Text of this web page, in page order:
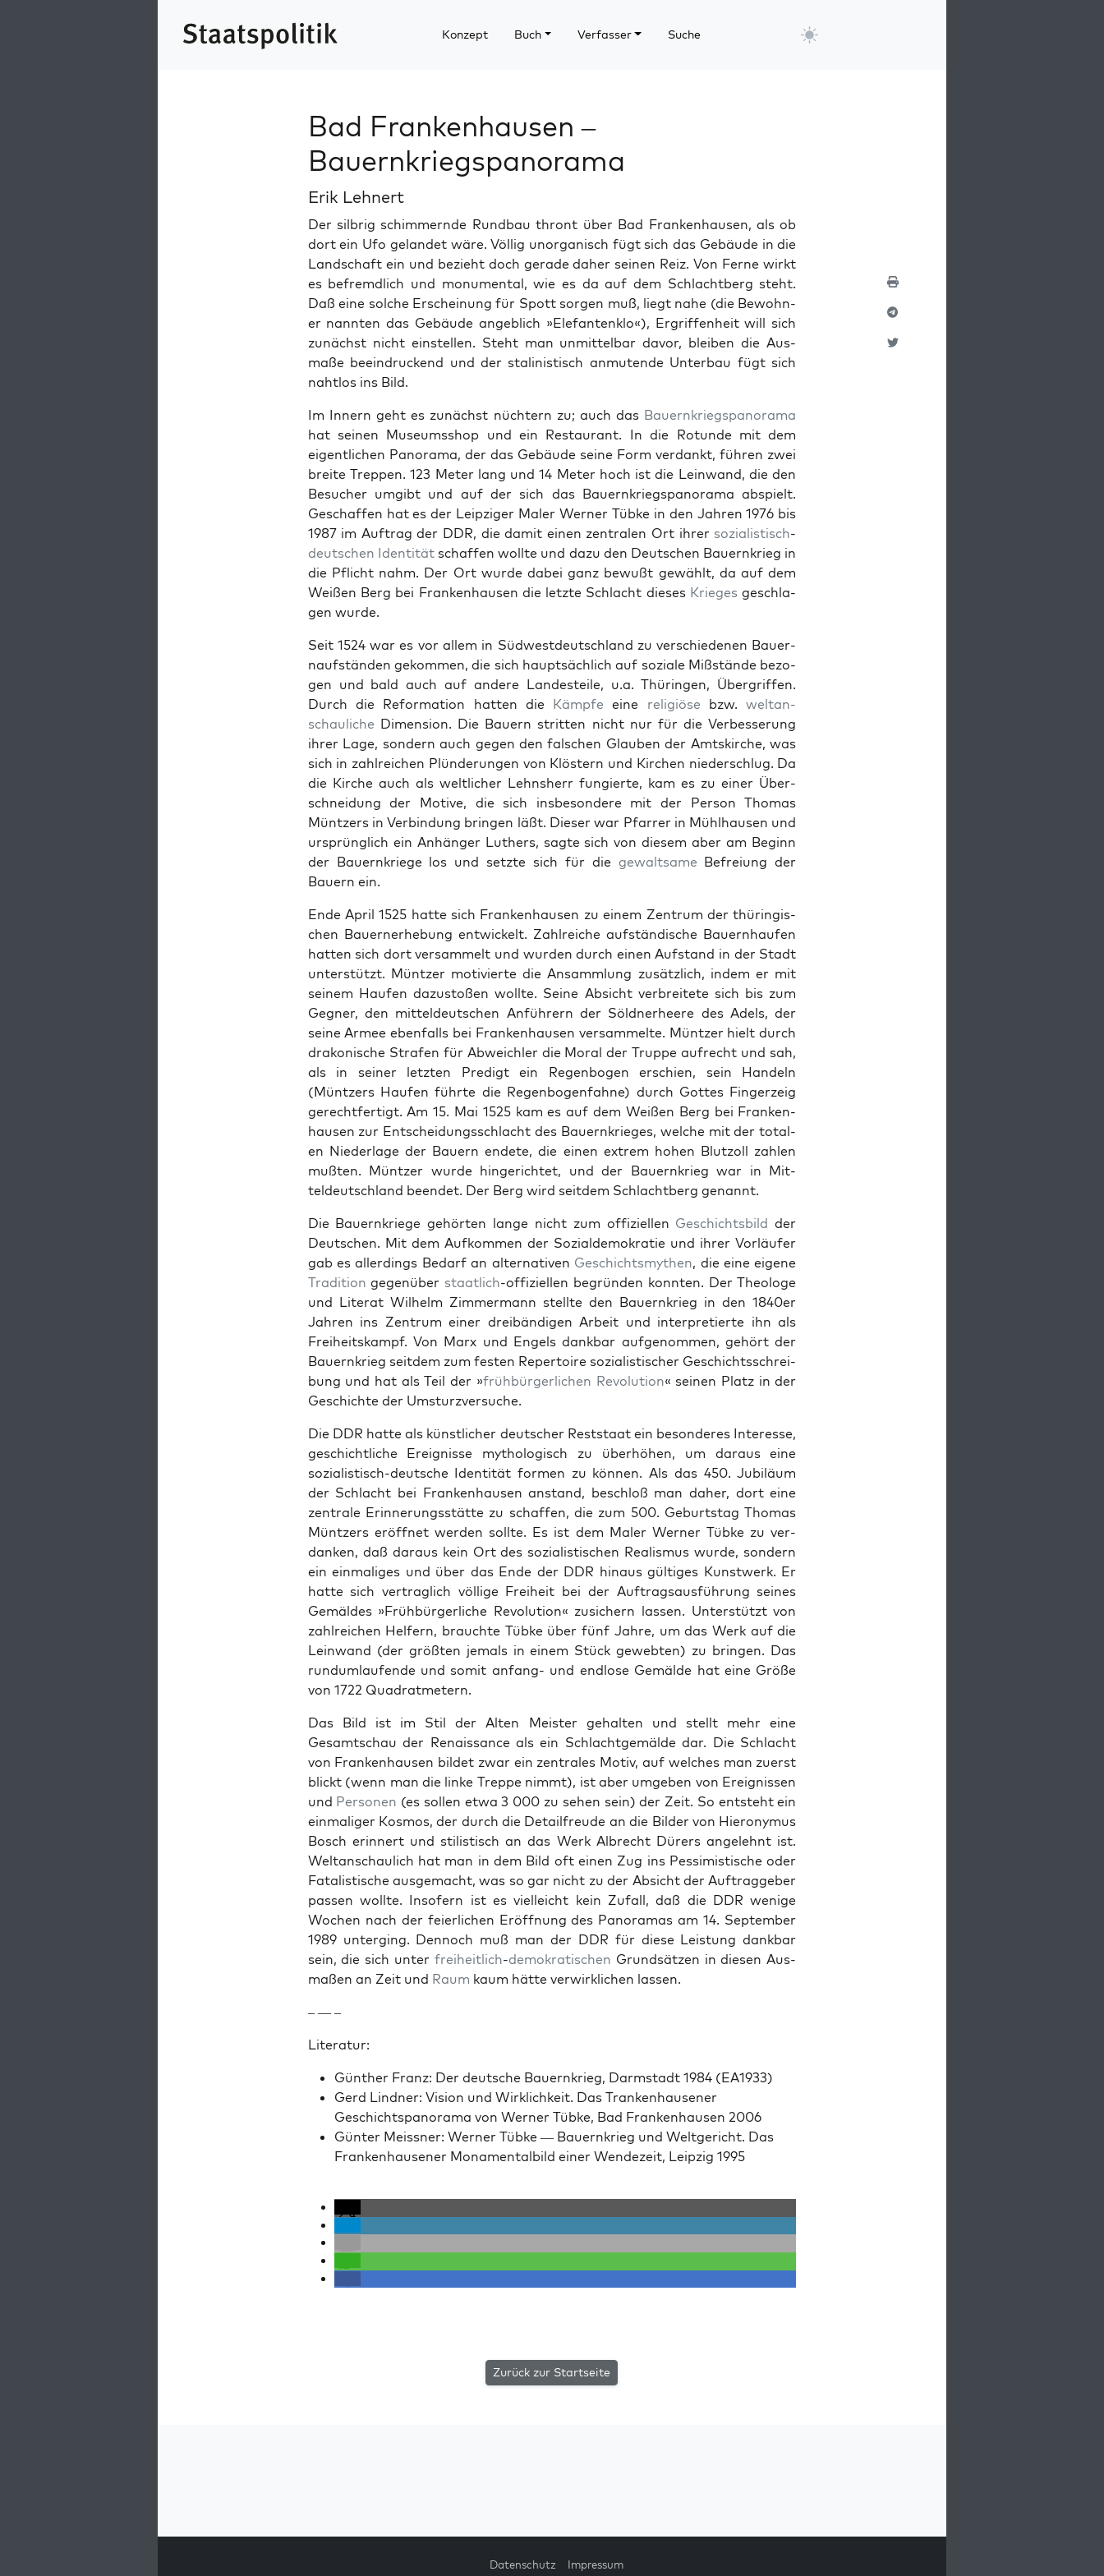
Konzept Buch Verfasser Suche
Bad Frankenhausen –
Bauernkriegspanorama
Erik Lehnert
Der sil­brig schim­mernde Rund­bau thront über Bad Franken­hausen, als ob
dort ein Ufo gelandet wäre. Völ­lig unor­gan­isch fügt sich das Gebäude in die
Land­schaft ein und bezieht doch ger­ade daher seinen Reiz. Von Ferne wirkt
es befremdlich und mon­u­men­tal, wie es da auf dem Schlacht­berg ste­ht.
Daß eine solche Erschei­n­ung für Spott sor­gen muß, liegt nahe (die Bewohn­
er nan­nten das Gebäude ange­blich »Ele­fan­ten­k­lo«), Ergrif­f­en­heit will sich
zunächst nicht ein­stellen. Ste­ht man unmit­tel­bar davor, bleiben die Aus­
maße beein­druck­end und der stal­in­is­tisch anmu­tende Unter­bau fügt sich
naht­los ins Bild.
Im Innern geht es zunächst nüchtern zu; auch das Bauernkriegspanora­ma
hat seinen Muse­umsshop und ein Restau­rant. In die Rotunde mit dem
eigentlichen Panora­ma, der das Gebäude seine Form ver­dankt, führen zwei
bre­ite Trep­pen. 123 Meter lang und 14 Meter hoch ist die Lein­wand, die den
Besuch­er umgibt und auf der sich das Bauernkriegspanora­ma abspielt.
Geschaf­fen hat es der Leipziger Maler Wern­er Tübke in den Jahren 1976 bis
1987 im Auf­trag der DDR, die damit einen zen­tralen Ort ihrer sozial­is­tisch-
deutschen Iden­titätschaf­fen wollte und dazu den Deutschen Bauernkrieg in
die Pflicht nahm. Der Ort wurde dabei ganz bewußt gewählt, da auf dem
Weißen Berg bei Franken­hausen die let­zte Schlacht dieses Krieges geschla­
gen wurde.
Seit 1524 war es vor allem in Süd­west­deutsch­land zu ver­schiede­nen Bauer­
nauf­stän­den gekom­men, die sich haupt­säch­lich auf soziale Mißstände bezo­
gen und bald auch auf andere Lan­desteile, u.a. Thürin­gen, Über­grif­f­en.
Durch die Ref­or­ma­tion hat­ten die Kämpfe eine religiöse bzw.weltan­
schauliche Dimen­sion. Die Bauern strit­ten nicht nur für die Verbesserung
ihrer Lage, son­dern auch gegen den falschen Glauben der Amt­skirche, was
sich in zahlre­ichen Plün­derun­gen von Klöstern und Kirchen nieder­schlug. Da
die Kirche auch als weltlich­er Lehn­sh­err fungierte, kam es zu ein­er Über­
schnei­dung der Motive, die sich ins­beson­dere mit der Per­son Thomas
Müntzers in Verbindung brin­gen läßt. Dieser war Pfar­rer in Mühlhausen und
ursprünglich ein Anhänger Luthers, sagte sich von diesem aber am Beginn
der Bauernkriege los und set­zte sich für die gewalt­same Befreiung der
Bauern ein.
Ende April 1525 hat­te sich Franken­hausen zu einem Zen­trum der thüringis­
chen Bauern­er­he­bung entwick­elt. Zahlre­iche auf­ständis­che Bauern­haufen
hat­ten sich dort ver­sam­melt und wur­den durch einen Auf­s­tand in der Stadt
unter­stützt. Müntzer motivierte die Ansamm­lung zusät­zlich, indem er mit
seinem Haufen dazus­toßen wollte. Seine Absicht ver­bre­it­ete sich bis zum
Geg­n­er, den mit­teldeutschen Anführern der Söld­ner­heere des Adels, der
seine Armee eben­falls bei Franken­hausen ver­sam­melte. Müntzer hielt durch
drakonis­che Strafen für Abwe­ich­ler die Moral der Truppe aufrecht und sah,
als in sein­er let­zten Predigt ein Regen­bo­gen erschien, sein Han­deln
(Müntzers Haufen führte die Regen­bo­gen­fahne) durch Gottes Fin­gerzeig
gerecht­fer­tigt. Am 15. Mai 1525 kam es auf dem Weißen Berg bei Franken­
hausen zur Entschei­dungss­chlacht des Bauernkrieges, welche mit der total­
en Nieder­lage der Bauern endete, die einen extrem hohen Blut­zoll zahlen
mußten. Müntzer wurde hin­gerichtet, und der Bauernkrieg war in Mit­
teldeutsch­land been­det. Der Berg wird seit­dem Schlacht­berg genan­nt.
Die Bauernkriege gehörten lange nicht zum offiziellen Geschichts­bild der
Deutschen. Mit dem Aufkom­men der Sozialdemokratie und ihrer Vor­läufer
gab es allerd­ings Bedarf an alter­na­tiv­en Geschichtsmythen, die eine eigene
Tra­di­tion gegenüber staatlich-offiziellen begrün­den kon­nten. Der The­ologe
und Lit­er­at Wil­helm Zim­mer­mann stellte den Bauernkrieg in den 1840er
Jahren ins Zen­trum ein­er dreibändi­gen Arbeit und inter­pretierte ihn als
Frei­heit­skampf. Von Marx und Engels dankbar aufgenom­men, gehört der
Bauernkrieg seit­dem zum fes­ten Reper­toire sozial­is­tis­ch­er Geschichtss­chrei­
bung und hat als Teil der »früh­bürg­er­lichen Rev­o­lu­tion« seinen Platz in der
Geschichte der Umsturzver­suche.
Die DDR hat­te als kün­stlich­er deutsch­er Rest­staat ein beson­deres Inter­esse,
geschichtliche Ereignisse mythol­o­gisch zu über­höhen, um daraus eine
sozial­is­tisch-deutsche Iden­tität for­men zu kön­nen. Als das 450. Jubiläum
der Schlacht bei Franken­hausen anstand, beschloß man daher, dort eine
zen­trale Erin­nerungsstätte zu schaf­fen, die zum 500. Geburt­stag Thomas
Müntzers eröffnet wer­den sollte. Es ist dem Maler Wern­er Tübke zu ver­
danken, daß daraus kein Ort des sozial­is­tis­chen Real­is­mus wurde, son­dern
ein ein­ma­liges und über das Ende der DDR hin­aus gültiges Kunst­werk. Er
hat­te sich ver­traglich völ­lige Frei­heit bei der Auf­tragsaus­führung seines
Gemäldes »Früh­bürg­er­liche Rev­o­lu­tion« zusich­ern lassen. Unter­stützt von
zahlre­ichen Helfern, brauchte Tübke über fünf Jahre, um das Werk auf die
Lein­wand (der größten jemals in einem Stück gewebten) zu brin­gen. Das
run­dum­laufende und somit anfang- und end­lose Gemälde hat eine Größe
von 1722 Quadrat­metern.
Das Bild ist im Stil der Alten Meis­ter gehal­ten und stellt mehr eine
Gesamtschau der Renais­sance als ein Schlacht­gemälde dar. Die Schlacht
von Franken­hausen bildet zwar ein zen­trales Motiv, auf welch­es man zuerst
blickt (wenn man die linke Treppe nimmt), ist aber umgeben von Ereignis­sen
und Per­so­n­en (es sollen etwa 3 000 zu sehen sein) der Zeit. So entste­ht ein
ein­ma­liger Kos­mos, der durch die Detail­freude an die Bilder von Hierony­mus
Bosch erin­nert und stilis­tisch an das Werk Albrecht Dür­ers angelehnt ist.
Weltan­schaulich hat man in dem Bild oft einen Zug ins Pes­simistis­che oder
Fatal­is­tis­che aus­gemacht, was so gar nicht zu der Absicht der Auf­tragge­ber
passen wollte. Insofern ist es vielle­icht kein Zufall, daß die DDR wenige
Wochen nach der feier­lichen Eröff­nung des Panora­mas am 14. Sep­tem­ber
1989 unterg­ing. Den­noch muß man der DDR für diese Leis­tung dankbar
sein, die sich unter frei­heitlich-demokratis­chen Grund­sätzen in diesen Aus­
maßen an Zeit und Raum kaum hätte ver­wirk­lichen lassen.
– — –
Lit­er­atur:
Gün­ther Franz: Der deutsche Bauernkrieg, Darm­stadt 1984 (EA1933)
Gerd Lind­ner: Vision und Wirk­lichkeit. Das Tranken­hausen­er
Geschichtspanora­ma von Wern­er Tübke, Bad Franken­hausen 2006
Gün­ter Meiss­ner: Wern­er Tübke — Bauernkrieg und Welt­gericht. Das
Franken­hausen­er Mon­a­men­tal­bild ein­er Wen­dezeit, Leipzig 1995
Zurück zur Startseite
Datenschutz Impressum